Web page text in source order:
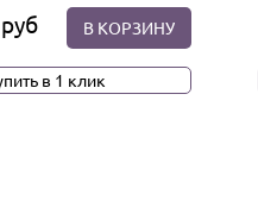
руб В КОРЗИНУ
в 1 клик